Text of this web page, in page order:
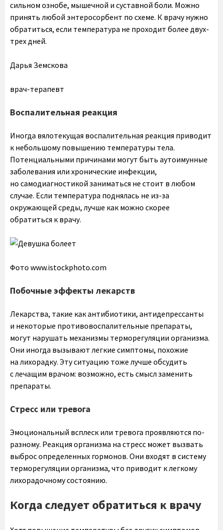
сильном ознобе, мышечной и суставной боли. Можно
принять любой энтеросорбент по схеме. К врачу нужно
обратиться, если температура не проходит более двух-
трех дней.
Дарья Земскова
врач-терапевт
Воспалительная реакция
Иногда вялотекущая воспалительная реакция приводит
к небольшому повышению температуры тела.
Потенциальными причинами могут быть аутоимунные
заболевания или хронические инфекции,
но самодиагностикой заниматься не стоит в любом
случае. Если температура поднялась не из-за
окружающей среды, лучше как можно скорее
обратиться к врачу.
Фото www.istockphoto.com
Побочные эффекты лекарств
Лекарства, такие как антибиотики, антидепрессанты
и некоторые противовоспалительные препараты,
могут нарушать механизмы терморегуляции организма.
Они иногда вызывают легкие симптомы, похожие
на лихорадку. Эту ситуацию тоже лучше обсудить
с лечащим врачом: возможно, есть смысл заменить
препараты.
Стресс или тревога
Эмоциональный всплеск или тревога проявляются по-
разному. Реакция организма на стресс может вызвать
выброс определенных гормонов. Они входят в систему
терморегуляции организма, что приводит к легкому
лихорадочному состоянию.
Когда следует обратиться к врачу